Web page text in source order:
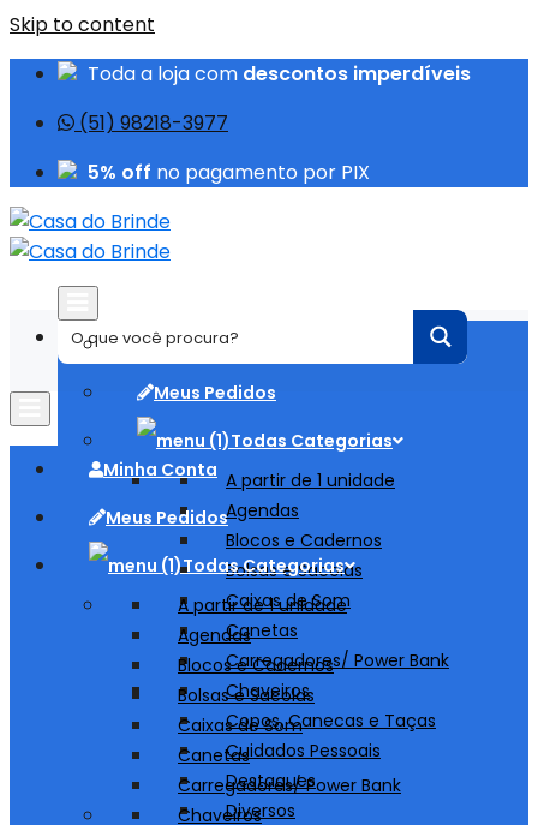
Skip to content
Toda a loja com descontos imperdíveis
(51) 98218-3977
5% off no pagamento por PIX
Minha Conta
Meus Pedidos
Todas Categorias
A partir de 1 unidade
Agendas
Blocos e Cadernos
Bolsas e Sacolas
Caixas de Som
Canetas
Carregadores/ Power Bank
Chaveiros
Copos, Canecas e Taças
Cuidados Pessoais
Destaques
Diversos
Minha Conta
Meus Pedidos
Todas Categorias
A partir de 1 unidade
Agendas
Blocos e Cadernos
Bolsas e Sacolas
Caixas de Som
Canetas
Carregadores/ Power Bank
Chaveiros